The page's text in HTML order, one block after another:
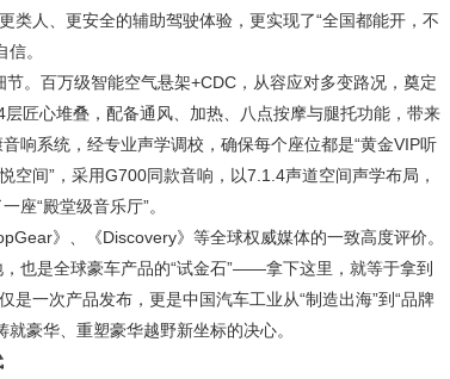
类人、更安全的辅助驾驶体验，更实现了“全国都能开，不
。
。百万级智能空气悬架+CDC，从容应对多变路况，奠定
匠心堆叠，配备通风、加热、八点按摩与腿托功能，带来
响系统，经专业声学调校，确保每个座位都是“黄金VIP听
空间”，采用G700同款音响，以7.1.4声道空间声学布局，
座“殿堂级音乐厅”。
》、《Discovery》等全球权威媒体的一致高度评价。
也是全球豪车产品的“试金石”——拿下这里，就等于拿到
是一次产品发布，更是中国汽车工业从“制造出海”到“品牌
豪华、重塑豪华越野新坐标的决心。